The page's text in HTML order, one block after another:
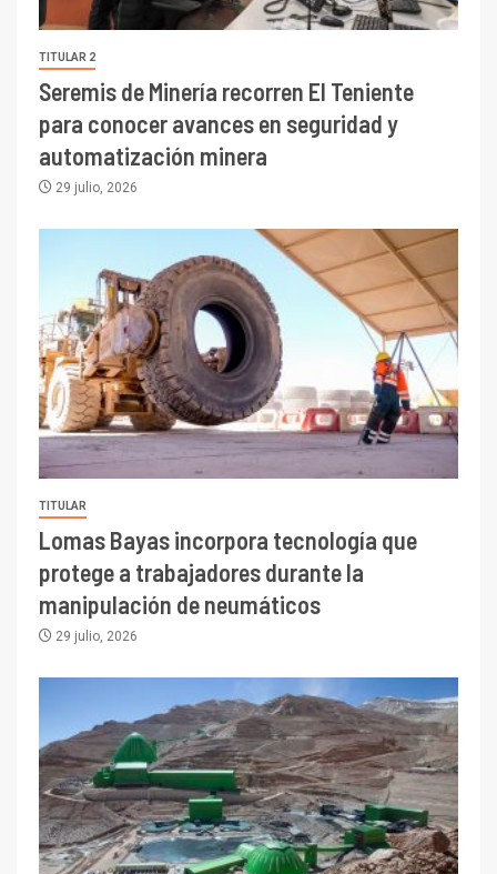
TITULAR 2
Seremis de Minería recorren El Teniente
para conocer avances en seguridad y
automatización minera
29 julio, 2026
TITULAR
Lomas Bayas incorpora tecnología que
protege a trabajadores durante la
manipulación de neumáticos
29 julio, 2026